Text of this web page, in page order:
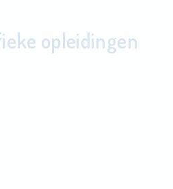
opleidingen